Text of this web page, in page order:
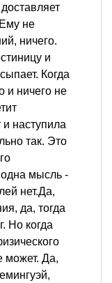
не
ничего.
и
Когда
и ничего не
наступила
так. Это
одна мысль -
нет.Да,
да, тогда
Но когда
может. Да,